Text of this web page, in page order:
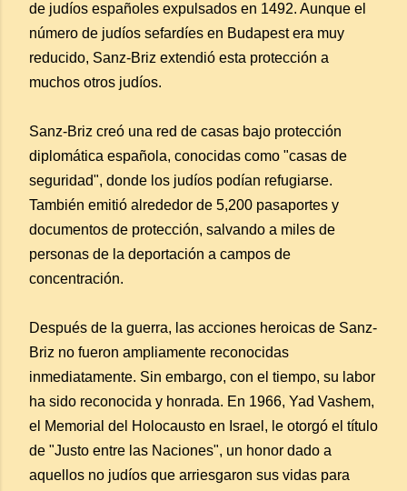
de judíos españoles expulsados en 1492. Aunque el
número de judíos sefardíes en Budapest era muy
reducido, Sanz-Briz extendió esta protección a
muchos otros judíos.
Sanz-Briz creó una red de casas bajo protección
diplomática española, conocidas como "casas de
seguridad", donde los judíos podían refugiarse.
También emitió alrededor de 5,200 pasaportes y
documentos de protección, salvando a miles de
personas de la deportación a campos de
concentración.
Después de la guerra, las acciones heroicas de Sanz-
Briz no fueron ampliamente reconocidas
inmediatamente. Sin embargo, con el tiempo, su labor
ha sido reconocida y honrada. En 1966, Yad Vashem,
el Memorial del Holocausto en Israel, le otorgó el título
de "Justo entre las Naciones", un honor dado a
aquellos no judíos que arriesgaron sus vidas para